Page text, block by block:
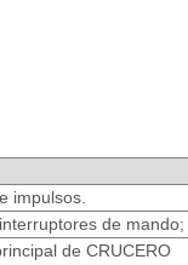
impulsos.
de mando;
de CRUCERO